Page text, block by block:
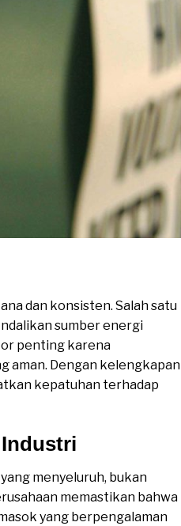
dan konsisten. Salah satu
sumber energi
penting karena
aman. Dengan kelengkapan
kepatuhan terhadap
menyeluruh, bukan
memastikan bahwa
yang berpengalaman